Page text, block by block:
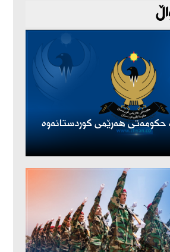
حکومەتی هەرێمی کوردستانەوە